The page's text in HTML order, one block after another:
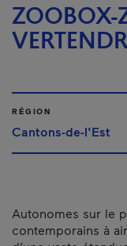
ZOOBOX-
RÉGION
Cantons-de-l'Est
Autonomes sur le
contemporains à